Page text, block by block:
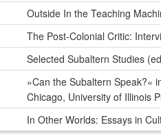
Outside In the Teaching
The Post-Colonial Critic:
Selected Subaltern Studies
»Can the Subaltern Speak?«
Chicago, University of Illinois
In Other Worlds: Essays in